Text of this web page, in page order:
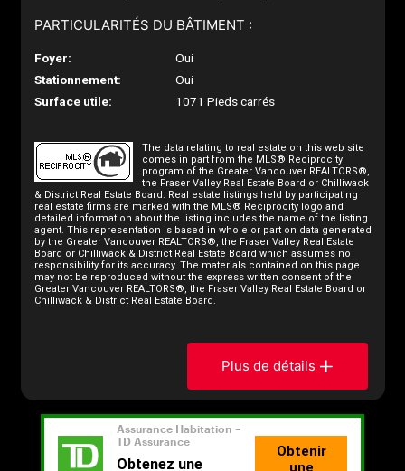
PARTICULARITÉS DU BÂTIMENT :
Foyer:
Oui
Stationnement:
Oui
Surface utile:
1071 Pieds carrés
The data relating to real estate on this web site
comes in part from the MLS® Reciprocity
program of the Greater Vancouver REALTORS®,
the Fraser Valley Real Estate Board or Chilliwack
& District Real Estate Board. Real estate listings held by participating
real estate firms are marked with the MLS® Reciprocity logo and
detailed information about the listing includes the name of the listing
agent. This representation is based in whole or part on data generated
by the Greater Vancouver REALTORS®, the Fraser Valley Real Estate
Board or Chilliwack & District Real Estate Board which assumes no
responsibility for its accuracy. The materials contained on this page
may not be reproduced without the express written consent of the
Greater Vancouver REALTORS®, the Fraser Valley Real Estate Board or
Chilliwack & District Real Estate Board.
Plus de détails